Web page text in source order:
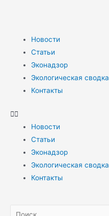
Новости
Статьи
Эконадзор
Экологическая сводка
Контакты
Новости
Статьи
Эконадзор
Экологическая сводка
Контакты